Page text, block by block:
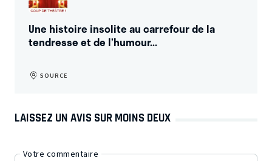
Une histoire insolite au carrefour de la
tendresse et de l’humour...
SOURCE
LAISSEZ UN AVIS SUR MOINS DEUX
Votre commentaire